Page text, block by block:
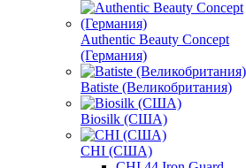
Authentic Beauty Concept
(Германия)
Batiste (Великобритания)
Biosilk (США)
CHI (США)